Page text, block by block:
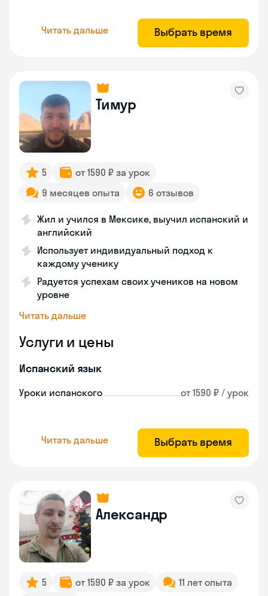
Читать дальше Выбрать время
Тимур
5
от 1590 ₽ за урок
9 месяцев опыта
6 отзывов
Жил и учился в Мексике, выучил испанский и
английский
Использует индивидуальный подход к
каждому ученику
Радуется успехам своих учеников на новом
уровне
Читать дальше
Услуги и цены
Испанский язык
Уроки испанского от 1590 ₽ / урок
Читать дальше Выбрать время
Александр
5 от 1590 ₽ за урок
11 лет опыта